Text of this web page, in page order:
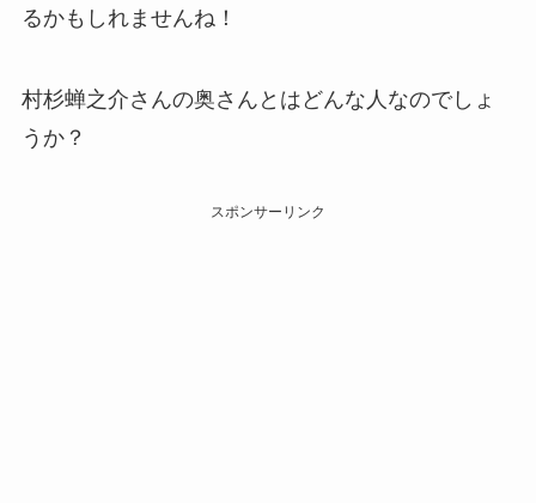
るかもしれませんね！
村杉蝉之介さんの奥さんとはどんな人なのでしょ
うか？
スポンサーリンク